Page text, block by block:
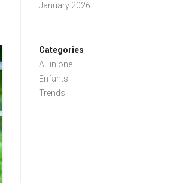
January 2026
Categories
All in one
Enfants
Trends